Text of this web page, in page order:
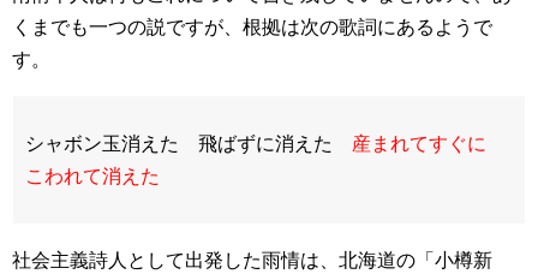
くまでも一つの説ですが、根拠は次の歌詞にあるようで
す。
シャボン玉消えた 飛ばずに消えた
産まれてすぐに
こわれて消えた
社会主義詩人として出発した雨情は、北海道の「小樽新